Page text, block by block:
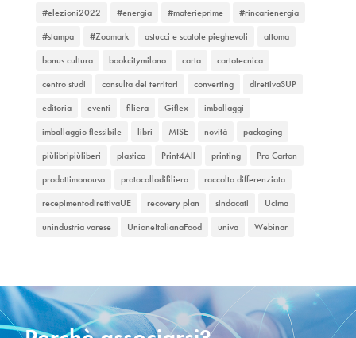
#elezioni2022
#energia #materieprime
#rincarienergia
#stampa
#Zoomark astucci e scatole pieghevoli
attoma
bonus cultura
bookcitymilano carta
cartotecnica
centro studi
consulta dei territori converting
direttivaSUP
editoria
eventi filiera Giflex
imballaggi
imballaggio flessibile
libri MISE novità
packaging
piùlibripiùliberi
plastica Print4All printing
Pro Carton
prodottimonouso
protocollodifiliera
raccolta differenziata
recepimentodirettivaUE
recovery plan sindacati
Ucima
unindustria varese
UnioneItalianaFood univa Webinar